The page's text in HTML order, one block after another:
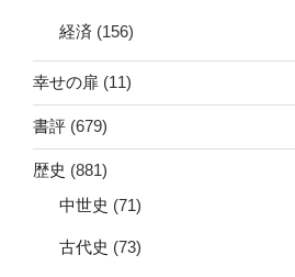
経済 (156)
幸せの扉 (11)
書評 (679)
歴史 (881)
中世史 (71)
古代史 (73)